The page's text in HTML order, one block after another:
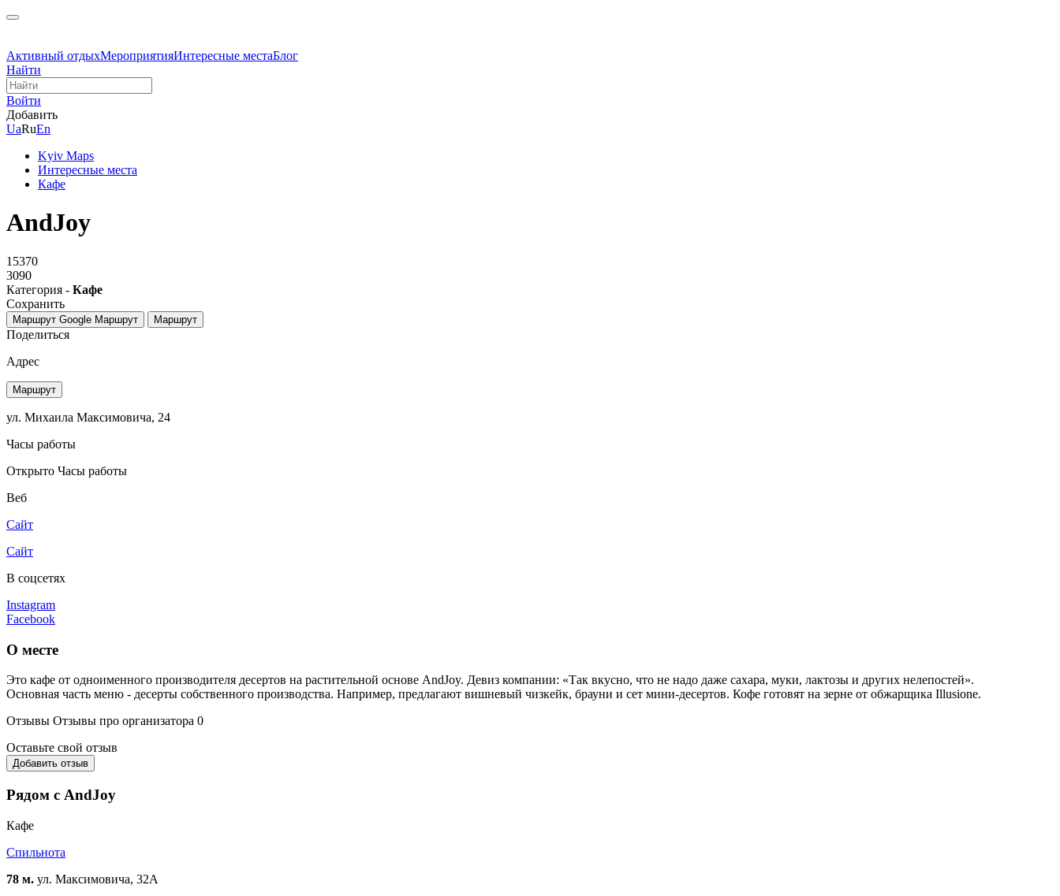
Активный отдыхМероприятияИнтересные местаБлог
Найти
Войти
Добавить
UaRuEn
Kyiv Maps
Интересные места
Кафе
AndJoy
15370
3090
Категория - Кафе
Сохранить
Маршрут Google Маршрут Маршрут
Поделиться
Адрес
Маршрут
ул. Михаила Максимовича, 24
Часы работы
Открыто Часы работы
Веб
Сайт
Сайт
В соцсетях
Instagram
Facebook
О месте
Это кафе от одноименного производителя десертов на растительной основе AndJoy. Девиз компании: «Так вкусно, что не надо даже сахара, муки, лактозы и других нелепостей».
Основная часть меню - десерты собственного производства. Например, предлагают вишневый чизкейк, брауни и сет мини-десертов. Кофе готовят на зерне от обжарщика Illusione.
Отзывы Отзывы про организатора 0
Оставьте свой отзыв
Добавить отзыв
Рядом с AndJoy
Кафе
Спильнота
78 м. ул. Максимовича, 32А